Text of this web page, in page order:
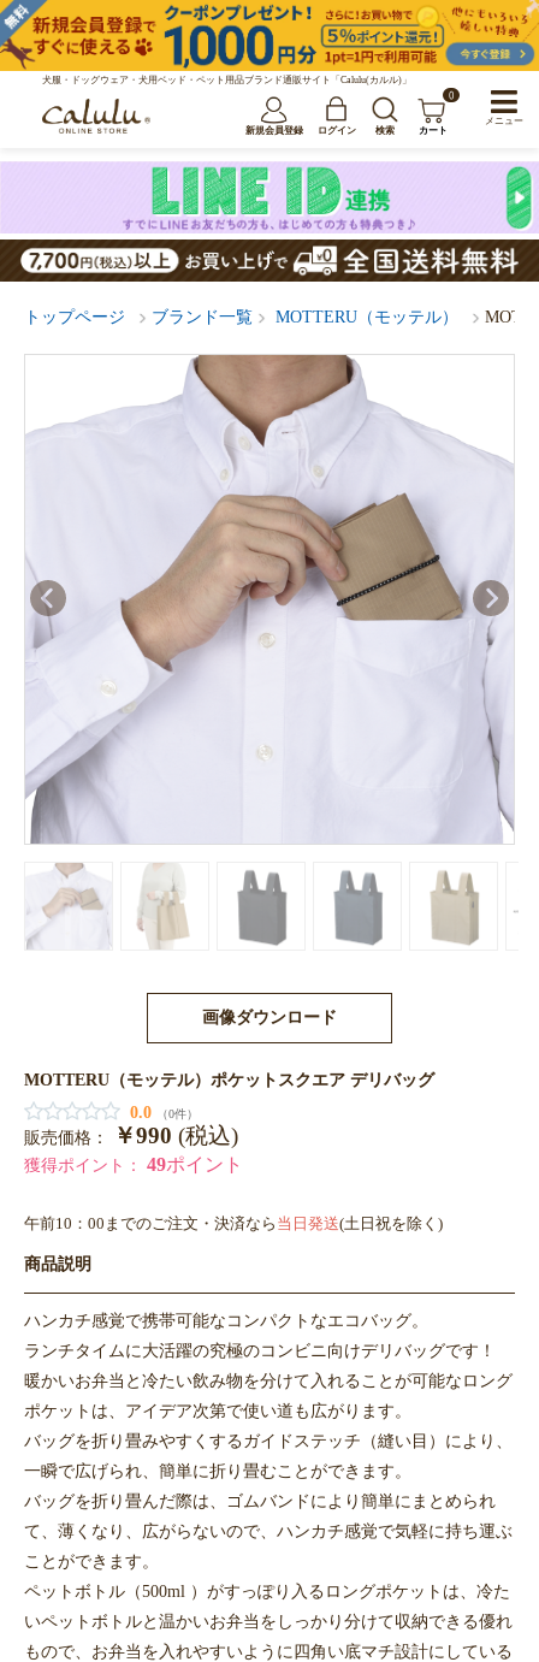
犬服・ドッグウェア・犬用ベッド・ペット用品ブランド通販サイト「Calulu(カルル)」
新規会員登録 ログイン 検索
0
カート
トップページ ブランド一覧 MOTTERU（モッテル）
画像ダウンロード
MOTTERU（モッテル）ポケットスクエア デリバッグ
0.0
（0件）
販売価格： ￥990 (税込)
獲得ポイント： 49ポイント
午前10：00までのご注文・決済なら 当日発送(土日祝を除く)
商品説明
ハンカチ感覚で携帯可能なコンパクトなエコバッグ。
ランチタイムに大活躍の究極のコンビニ向けデリバッグです！
暖かいお弁当と冷たい飲み物を分けて入れることが可能なロング
ポケットは、アイデア次第で使い道も広がります。
バッグを折り畳みやすくするガイドステッチ（縫い目）により、
一瞬で広げられ、簡単に折り畳むことができます。
バッグを折り畳んだ際は、ゴムバンドにより簡単にまとめられ
て、薄くなり、広がらないので、ハンカチ感覚で気軽に持ち運ぶ
ことができます。
ペットボトル（500ml ）がすっぽり入るロングポケットは、冷た
いペットボトルと温かいお弁当をしっかり分けて収納できる優れ
もので、お弁当を入れやすいように四角い底マチ設計にしている
メニュー